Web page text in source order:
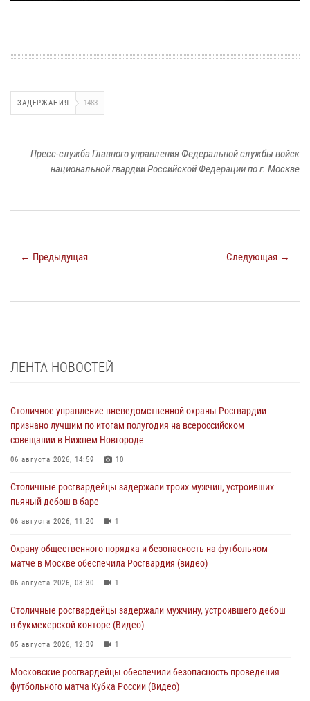
ЗАДЕРЖАНИЯ 1483
Пресс-служба Главного управления Федеральной службы войск
национальной гвардии Российской Федерации по г. Москве
← Предыдущая Следующая →
ЛЕНТА НОВОСТЕЙ
Столичное управление вневедомственной охраны Росгвардии
признано лучшим по итогам полугодия на всероссийском
совещании в Нижнем Новгороде
06 августа 2026, 14:59 10
Столичные росгвардейцы задержали троих мужчин, устроивших
пьяный дебош в баре
06 августа 2026, 11:20 1
Охрану общественного порядка и безопасность на футбольном
матче в Москве обеспечила Росгвардия (видео)
06 августа 2026, 08:30 1
Столичные росгвардейцы задержали мужчину, устроившего дебош
в букмекерской конторе (Видео)
05 августа 2026, 12:39 1
Московские росгвардейцы обеспечили безопасность проведения
футбольного матча Кубка России (Видео)